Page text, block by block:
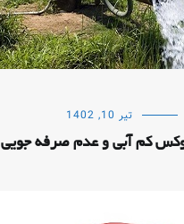
تیر 10, 1402
کم آبی و عدم صرفه جویی